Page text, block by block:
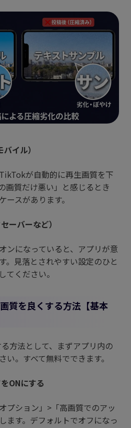
イル）
が自動的に再生画質を下
画質だけ悪い」と感じるとき
ースがあります。
ーバーなど）
ンになっていると、アプリが意
。見落とされやすい設定のひと
てください。
質を良くする方法【基本
方法として、まずアプリ内の
い。すべて無料でできます。
ONにする
プション」>「高画質でのアッ
ます。デフォルトでオフになっ